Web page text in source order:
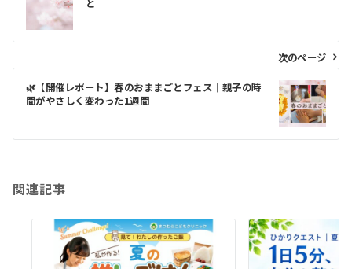
ナ
ビ
ゲ
と
次のページ
🌿【開催レポート】春のおままごとフェス｜親子の時
間がやさしく変わった1週間
関連記事